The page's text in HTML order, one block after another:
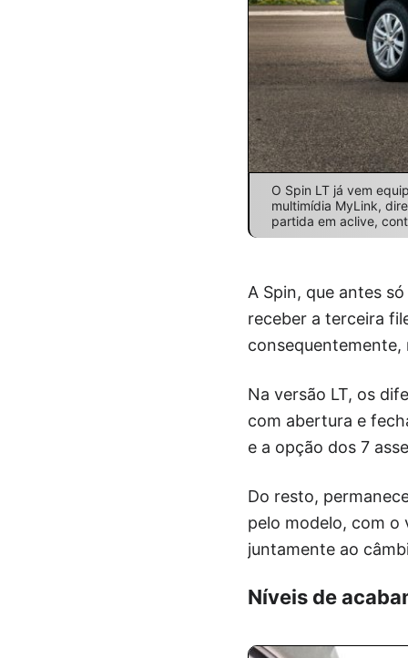
O Spin LT já vem
multimídia MyLink,
partida em aclive,
A Spin, que antes
receber a terceira
consequentemente,
Na versão LT, os
com abertura e
e a opção dos 7
Do resto,
pelo modelo, com o
juntamente ao
Níveis de